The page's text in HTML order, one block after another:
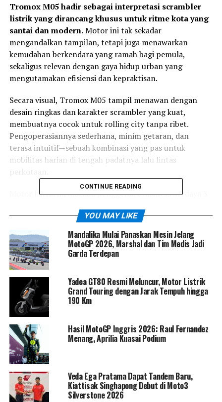
Tromox M05 hadir sebagai interpretasi scrambler
listrik yang dirancang khusus untuk ritme kota yang
santai dan modern.Motor ini tak sekadar
mengandalkan tampilan, tetapi juga menawarkan
kemudahan berkendara yang ramah bagi pemula,
sekaligus relevan dengan gaya hidup urban yang
mengutamakan efisiensi dan kepraktisan.
Secara visual, Tromox M05 tampil menawan dengan
desain ringkas dan karakter scrambler yang kuat,
membuatnya cocok untuk rolling city tanpa ribet.
Pengoperasiannya sederhana, minim getaran, dan
terasa intuitif—sebuah kombinasi yang pas untuk
mobilitas harian di tengah padatnya lalu lintas
Motor listrik ini dibekali penggerak brushless berdaya 3
puncaknya berada di rentang 45 km/jam hingga 70
km/jam, bergantung pada varian yang dipilih. Sumber
tenaganya berasal dari baterai LFP berkapasitas 2,3 kWh
yang bersifat swappable, memungkinkan proses
pengisian lebih praktis dengan jarak tempuh mencapai
sekitar 80 km dalam kondisi ideal.
CONTINUE READING
YOU MAY LIKE
Mandalika Mulai Panaskan Mesin Jelang
MotoGP 2026, Marshal dan Tim Medis Jadi
Garda Terdepan
Yadea GT80 Resmi Meluncur, Motor Listrik
Grand Touring dengan Jarak Tempuh hingga
190 Km
Hasil MotoGP Inggris 2026: Raul Fernandez
Menang, Aprilia Kuasai Podium
Veda Ega Pratama Dapat Tandem Baru,
Kiattisak Singhapong Debut di Moto3
Silverstone 2026